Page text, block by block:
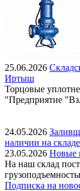
25.06.2026
Иртыш
Торцовые
"Предприятие
24.05.2026
наличии на
23.05.2026 Новые
На наш склад
Подписка на